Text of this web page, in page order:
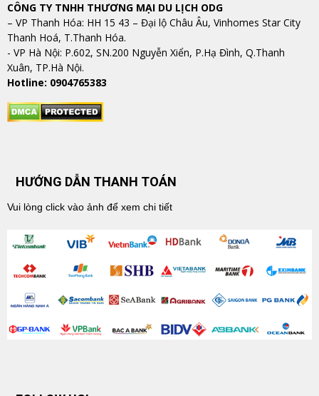
CÔNG TY TNHH THƯƠNG MẠI DU LỊCH ODG
– VP Thanh Hóa: HH 15 43 – Đại lộ Châu Âu, Vinhomes Star City
Thanh Hoá, T.Thanh Hóa.
​​​​​​​- VP Hà Nội: P.602, SN.200 Nguyễn Xiển, P.Hạ Đình, Q.Thanh
Xuân, TP.Hà Nội.
Hotline: 0904765383
HƯỚNG DẪN THANH TOÁN
Vui lòng click vào ảnh để xem chi tiết